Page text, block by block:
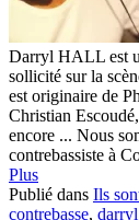
Darryl HALL est
sollicité sur la
est originaire de
Christian
encore ... Nous
contrebassiste à
Plus
Publié dans Ils
contrebasse,